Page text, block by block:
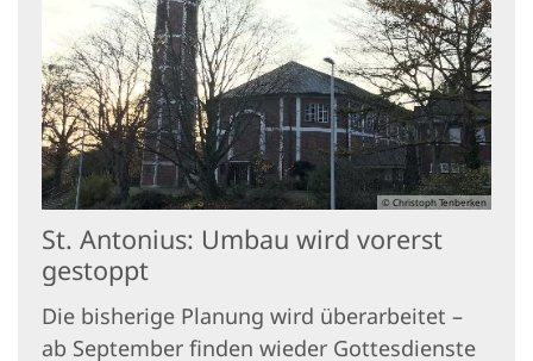
© Christoph Tenberken
St. Antonius: Umbau wird vorerst
gestoppt
Die bisherige Planung wird überarbeitet –
ab September finden wieder Gottesdienste